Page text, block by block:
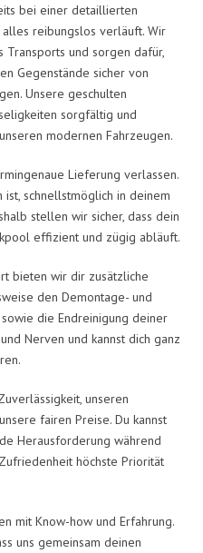
bei einer detaillierten
alles reibungslos verläuft. Wir
Transports und sorgen dafür,
Gegenstände sicher von
Unsere geschulten
sorgfältig und
modernen Fahrzeugen.
Lieferung verlassen.
schnellstmöglich in deinem
stellen wir sicher, dass dein
effizient und zügig abläuft.
bieten wir dir zusätzliche
den Demontage- und
die Endreinigung deiner
Nerven und kannst dich ganz
unseren
fairen Preise. Du kannst
Herausforderung während
höchste Priorität
mit Know-how und Erfahrung.
uns gemeinsam deinen